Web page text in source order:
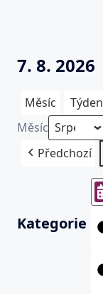
7. 8. 2026
Měsíc Týden
Měsíc
Předchozí
Kategorie